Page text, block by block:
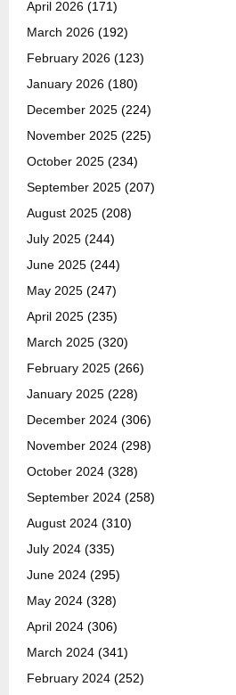
April 2026 (171)
March 2026 (192)
February 2026 (123)
January 2026 (180)
December 2025 (224)
November 2025 (225)
October 2025 (234)
September 2025 (207)
August 2025 (208)
July 2025 (244)
June 2025 (244)
May 2025 (247)
April 2025 (235)
March 2025 (320)
February 2025 (266)
January 2025 (228)
December 2024 (306)
November 2024 (298)
October 2024 (328)
September 2024 (258)
August 2024 (310)
July 2024 (335)
June 2024 (295)
May 2024 (328)
April 2024 (306)
March 2024 (341)
February 2024 (252)